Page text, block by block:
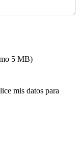
5 MB)
mis datos para